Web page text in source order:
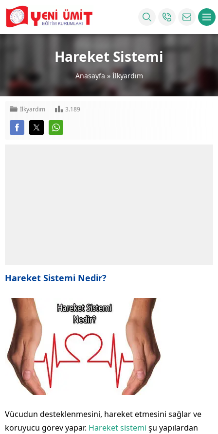
Hareket Sistemi
Anasayfa » İlkyardım
İlkyardım 3.189
Hareket Sistemi Nedir?
Vücudun desteklenmesini, hareket etmesini sağlar ve
koruyucu görev yapar. Hareket sistemi şu yapılardan